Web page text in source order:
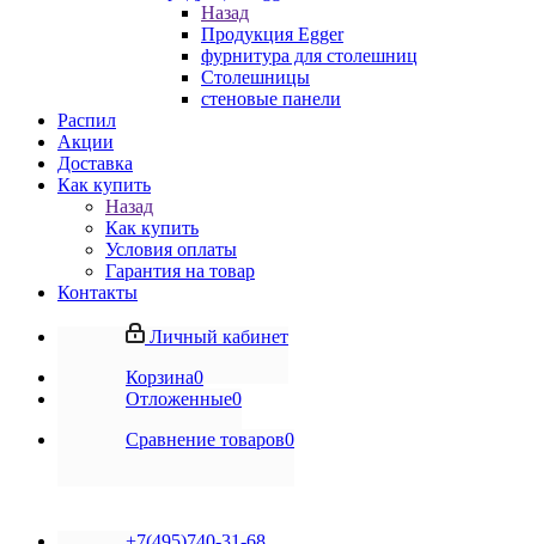
Назад
Продукция Egger
фурнитура для столешниц
Столешницы
стеновые панели
Распил
Акции
Доставка
Как купить
Назад
Как купить
Условия оплаты
Гарантия на товар
Контакты
Личный кабинет
Корзина0
Отложенные0
Сравнение товаров0